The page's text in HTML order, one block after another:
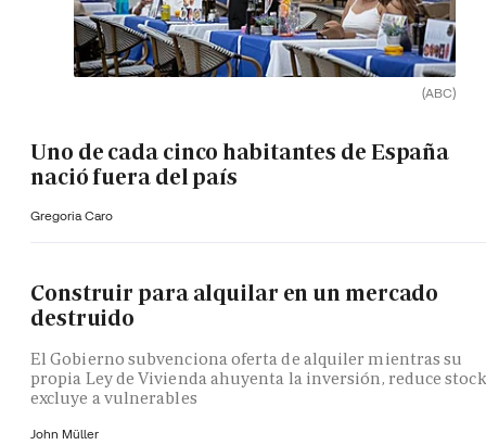
(ABC)
Uno de cada cinco habitantes de España
nació fuera del país
Gregoria Caro
Construir para alquilar en un mercado
destruido
El Gobierno subvenciona oferta de alquiler mientras su
propia Ley de Vivienda ahuyenta la inversión, reduce
excluye a vulnerables
John Müller